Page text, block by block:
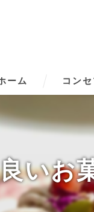
ーム コンセ
いお